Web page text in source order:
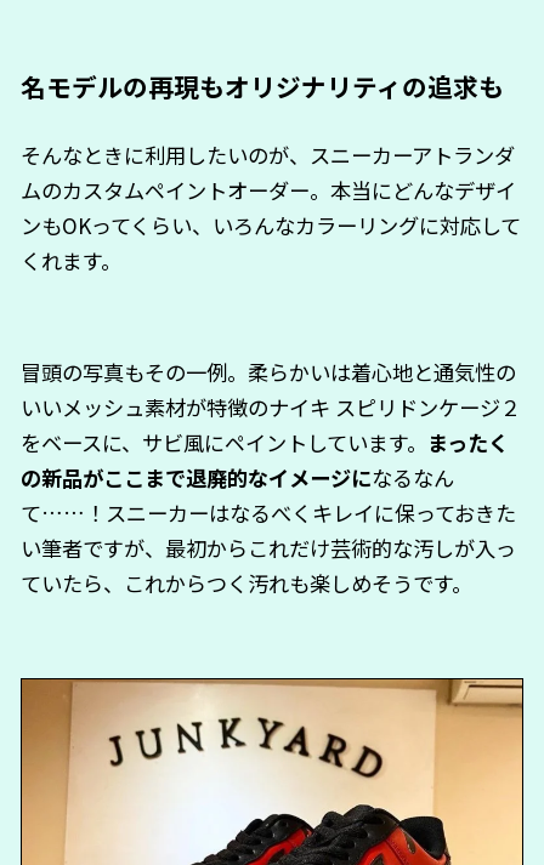
名モデルの再現もオリジナリティの追求も
そんなときに利用したいのが、スニーカーアトランダ
ムのカスタムペイントオーダー。本当にどんなデザイ
ンもOKってくらい、いろんなカラーリングに対応して
くれます。
冒頭の写真もその一例。柔らかいは着心地と通気性の
いいメッシュ素材が特徴のナイキ スピリドンケージ２
をベースに、サビ風にペイントしています。 まったく
の新品がここまで退廃的なイメージになるなん
て……！スニーカーはなるべくキレイに保っておきた
い筆者ですが、最初からこれだけ芸術的な汚しが入っ
ていたら、これからつく汚れも楽しめそうです。